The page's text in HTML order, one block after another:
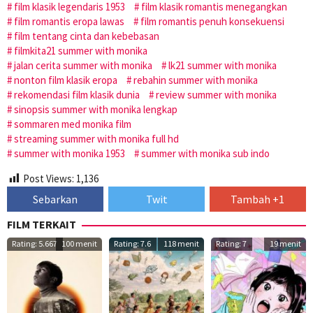
film klasik legendaris 1953
film klasik romantis menegangkan
film romantis eropa lawas
film romantis penuh konsekuensi
film tentang cinta dan kebebasan
filmkita21 summer with monika
jalan cerita summer with monika
lk21 summer with monika
nonton film klasik eropa
rebahin summer with monika
rekomendasi film klasik dunia
review summer with monika
sinopsis summer with monika lengkap
sommaren med monika film
streaming summer with monika full hd
summer with monika 1953
summer with monika sub indo
Post Views: 1,136
Sebarkan Twit
Tambah +1
FILM TERKAIT
Rating: 5.667 100 menit Rating: 7.6 118 menit Rating: 7 19 menit